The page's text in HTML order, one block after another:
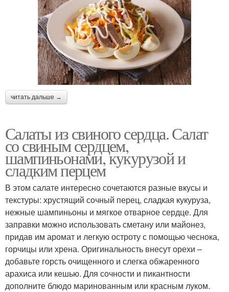
читать дальше →
Салаты из свиного сердца. Салат
со свиным сердцем,
шампиньонами, кукурузой и
сладким перцем
В этом салате интересно сочетаются разные вкусы и
текстуры: хрустящий сочный перец, сладкая кукуруза,
нежные шампиньоны и мягкое отварное сердце. Для
заправки можно использовать сметану или майонез,
придав им аромат и легкую остроту с помощью чеснока,
горчицы или хрена. Оригинальность внесут орехи –
добавьте горсть очищенного и слегка обжаренного
арахиса или кешью. Для сочности и пикантности
дополните блюдо маринованным или красным луком.